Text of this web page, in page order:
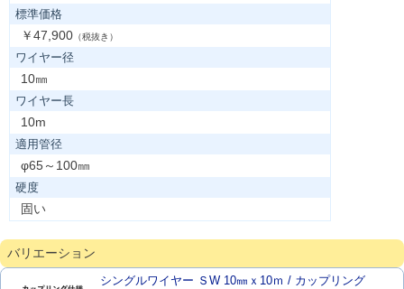
標準価格
￥47,900 （税抜き）
ワイヤー径
10㎜
ワイヤー長
10m
適用管径
φ65～100㎜
硬度
固い
バリエーション
シングルワイヤー ＳW 10㎜ｘ10ｍ / カップリング